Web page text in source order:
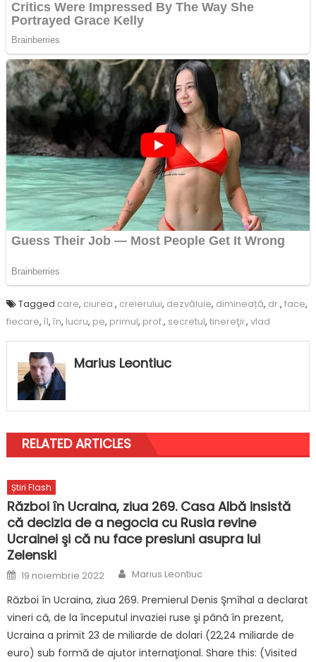
Tagged care, ciurea:, creierului, dezvăluie, dimineață, dr., face,
fiecare, îl, în, lucru, pe, primul, prof., secretul, tinereţii:, vlad
Marius Leontiuc
RELATED ARTICLES
Știri Flash
Război în Ucraina, ziua 269. Casa Albă insistă
că decizia de a negocia cu Rusia revine
Ucrainei şi că nu face presiuni asupra lui
Zelenski
Posted
on
19 noiembrie 2022 Author
Marius Leontiuc
Război în Ucraina, ziua 269. Premierul Denis Şmîhal a declarat
vineri că, de la începutul invaziei ruse şi până în prezent,
Ucraina a primit 23 de miliarde de dolari (22,24 miliarde de
euro) sub formă de ajutor internaţional. Share this: (Visited